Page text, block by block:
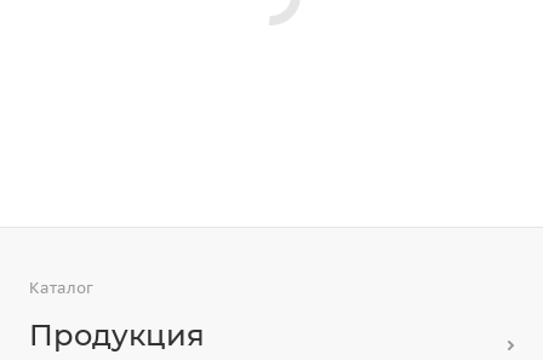
Каталог
Продукция